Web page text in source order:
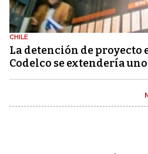
CHILE
La detención de proyecto
Codelco se extendería